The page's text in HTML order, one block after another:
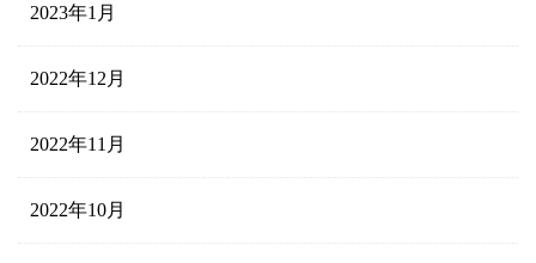
2023年1月
2022年12月
2022年11月
2022年10月